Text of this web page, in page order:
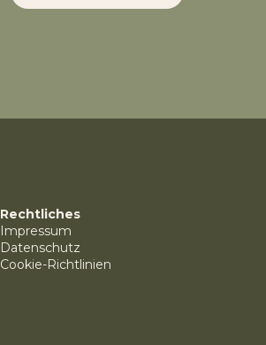
Rechtliches
Impressum
Datenschutz
Cookie-Richtlinien